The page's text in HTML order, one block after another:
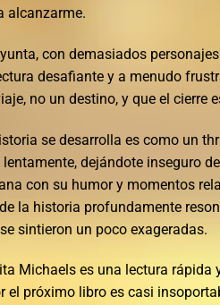
alcanzarme.
con demasiados
desafiante y a menudo
no un destino, y que el cierre
se desarrolla es como un
dejándote inseguro
con su humor y momentos
la historia profundamente
sintieron un poco exageradas.
Michaels es una lectura
el próximo libro es casi